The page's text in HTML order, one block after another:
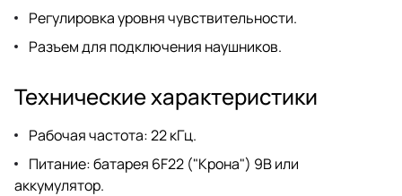
Регулировка уровня чувствительности.
Разъем для подключения наушников.
Технические характеристики
Рабочая частота: 22 кГц.
Питание: батарея 6F22 ("Крона") 9В или
аккумулятор.